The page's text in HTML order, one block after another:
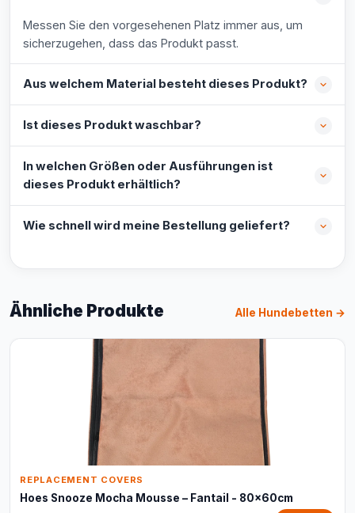
Messen Sie den vorgesehenen Platz immer aus, um
sicherzugehen, dass das Produkt passt.
Aus welchem Material besteht dieses Produkt?
Ist dieses Produkt waschbar?
In welchen Größen oder Ausführungen ist
dieses Produkt erhältlich?
Wie schnell wird meine Bestellung geliefert?
Ähnliche Produkte Alle Hundebetten →
REPLACEMENT COVERS
Hoes Snooze Mocha Mousse – Fantail - 80x60cm